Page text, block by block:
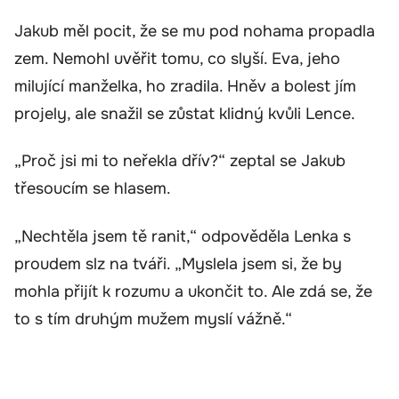
Jakub měl pocit, že se mu pod nohama propadla
zem. Nemohl uvěřit tomu, co slyší. Eva, jeho
milující manželka, ho zradila. Hněv a bolest jím
projely, ale snažil se zůstat klidný kvůli Lence.
„Proč jsi mi to neřekla dřív?“ zeptal se Jakub
třesoucím se hlasem.
„Nechtěla jsem tě ranit,“ odpověděla Lenka s
proudem slz na tváři. „Myslela jsem si, že by
mohla přijít k rozumu a ukončit to. Ale zdá se, že
to s tím druhým mužem myslí vážně.“